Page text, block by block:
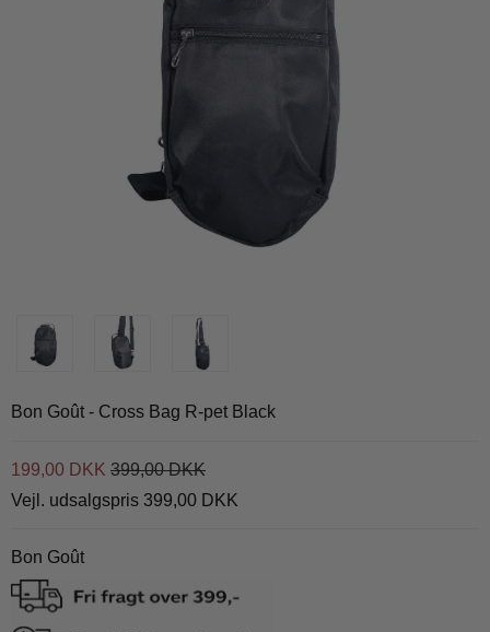
Bon Goût - Cross Bag R-pet Black
199,00 DKK 399,00 DKK
Vejl. udsalgspris 399,00 DKK
Bon Goût